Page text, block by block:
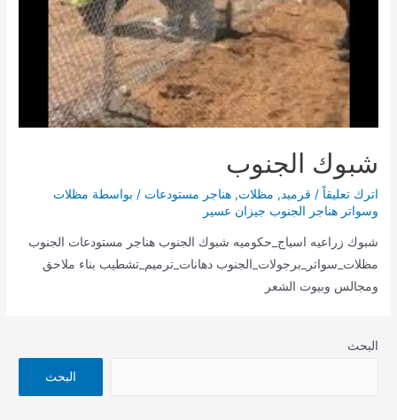
شبوك الجنوب
اترك تعليقاً / قرميد, مظلات,هناجر مستودعات / بواسطة مظلات
وسواتر هناجر الجنوب جيزان عسير
شبوك زراعيه اسياج_حكوميه شبوك الجنوب هناجر مستودعات الجنوب
مظلات_سواتر_برجولات_الجنوب دهانات_ترميم_تشطيب بناء ملاحق
ومجالس وبيوت الشعر
البحث
البحث